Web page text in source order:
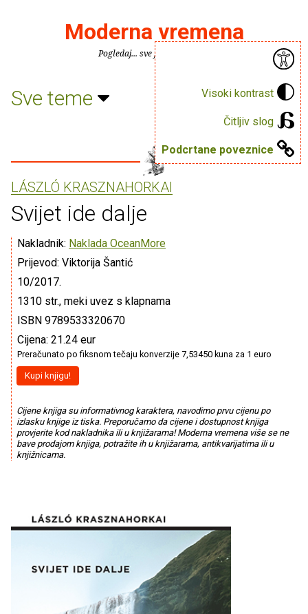
Visoki kontrast
Čitljiv slog
Podcrtane poveznice
Moderna vremena
Pogledaj... sve je puno knjiga.
Sve teme
LÁSZLÓ KRASZNAHORKAI
Svijet ide dalje
Nakladnik: Naklada OceanMore
Prijevod: Viktorija Šantić
10/2017.
1310 str., meki uvez s klapnama
ISBN 9789533320670
Cijena: 21.24 eur
Preračunato po fiksnom tečaju konverzije 7,53450 kuna za 1 euro
Kupi knjigu!
Cijene knjiga su informativnog karaktera, navodimo prvu cijenu po
izlasku knjige iz tiska. Preporučamo da cijene i dostupnost knjiga
provjerite kod nakladnika ili u knjižarama! Moderna vremena više se ne
bave prodajom knjiga, potražite ih u knjižarama, antikvarijatima ili u
knjižnicama.